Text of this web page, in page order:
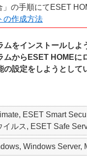
」の手順にてESET
の作成方法
ムをインストールしよ
ムからESET HOMEに
の設定をしようとして
ESET Smart
ルス, ESET Safe
Windows Server,